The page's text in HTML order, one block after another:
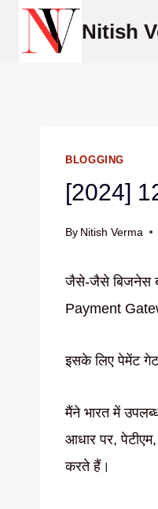
Skip
Nitish
BLOGGING
[2024]
By Nitish Verma
जैसे-जैसे बिजनेस
Payment
इसके लिए पेमेंट
मैंने भारत में
आधार पर,
करते हैं।